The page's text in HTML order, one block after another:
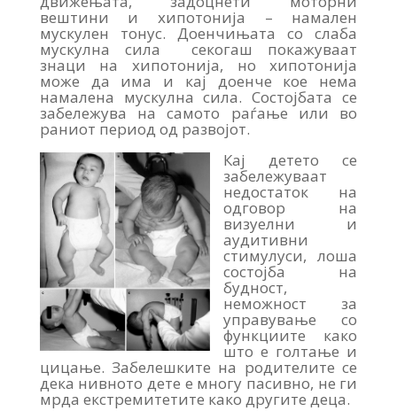
вештини и хипотонија – намален
мускулен тонус. Доенчињата со слаба
мускулна сила секогаш покажуваат
знаци на хипотонија, но хипотонија
може да има и кај доенче кое нема
намалена мускулна сила. Состојбата се
забележува на самото раѓање или во
раниот период од развојот.
Кај детето се
забележуваат
недостаток на
одговор на
визуелни и
аудитивни
стимулуси, лоша
состојба на
будност,
неможност за
управување со
функциите како
што е голтање и
цицање. Забелешките на родителите се
дека нивното дете е многу пасивно, не ги
мрда екстремитетите како другите деца.